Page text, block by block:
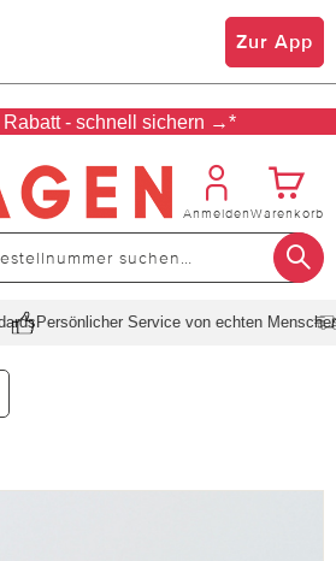
Zur App
Rabatt - schnell sichern →*
AnmeldenWarenkorb
Persönlicher Service von echten Menschen